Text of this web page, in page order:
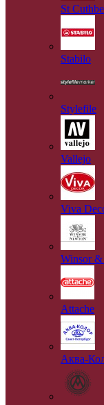
St
Stabilo
Stylefile
Vallejo
Viva
Winsor
Аttache
Аква-